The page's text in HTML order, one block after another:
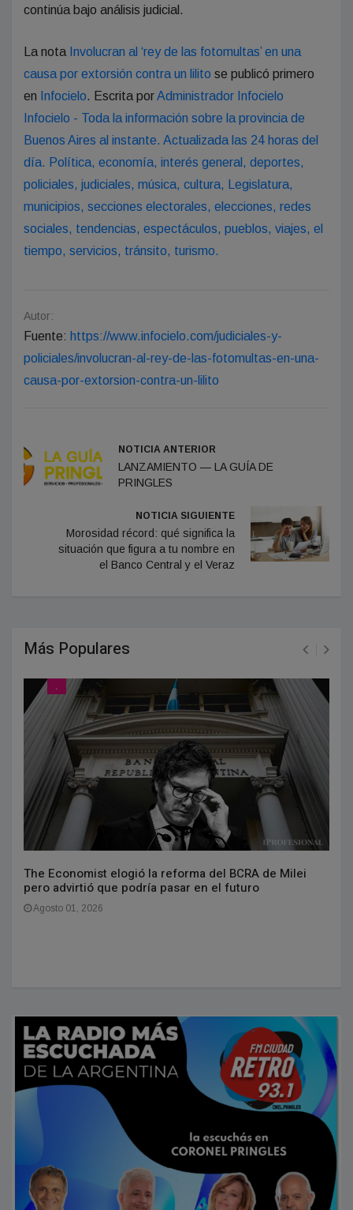
continúa bajo análisis judicial.
La nota Involucran al ‘rey de las fotomultas’ en una
causa por extorsión contra un lilito se publicó primero
en Infocielo. Escrita porAdministrador Infocielo
Infocielo - Toda la información sobre la provincia de
Buenos Aires al instante. Actualizada las 24 horas del
día. Política, economía, interés general, deportes,
policiales, judiciales, música, cultura, Legislatura,
municipios, secciones electorales, elecciones, redes
sociales, tendencias, espectáculos, pueblos, viajes, el
tiempo, servicios, tránsito, turismo.
Autor:
Fuente: https://www.infocielo.com/judiciales-y-
policiales/involucran-al-rey-de-las-fotomultas-en-una-
causa-por-extorsion-contra-un-lilito
NOTICIA ANTERIOR
LANZAMIENTO — LA GUÍA DE
PRINGLES
NOTICIA SIGUIENTE
Morosidad récord: qué significa la
situación que figura a tu nombre en
el Banco Central y el Veraz
Más Populares
.
The Economist elogió la reforma del BCRA de Milei
pero advirtió que podría pasar en el futuro
Agosto 01, 2026